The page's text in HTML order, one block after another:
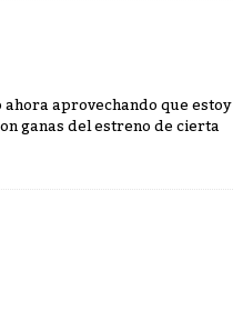
aprovechando que estoy
ganas del estreno de cierta